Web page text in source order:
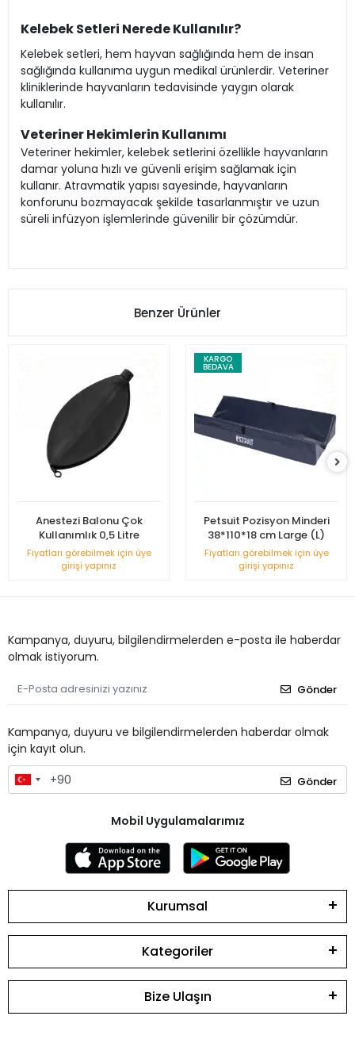
Kelebek Setleri Nerede Kullanılır?
Kelebek setleri, hem hayvan sağlığında hem de insan
sağlığında kullanıma uygun medikal ürünlerdir. Veteriner
kliniklerinde hayvanların tedavisinde yaygın olarak
kullanılır.
Veteriner Hekimlerin Kullanımı
Veteriner hekimler, kelebek setlerini özellikle hayvanların
damar yoluna hızlı ve güvenli erişim sağlamak için
kullanır. Atravmatik yapısı sayesinde, hayvanların
konforunu bozmayacak şekilde tasarlanmıştır ve uzun
süreli infüzyon işlemlerinde güvenilir bir çözümdür.
Benzer Ürünler
Anestezi Balonu Çok
Kullanımlık 0,5 Litre
Fiyatları görebilmek için üye
girişi yapınız
KARGO
BEDAVA
Petsuit Pozisyon Minderi
38*110*18 cm Large (L)
Fiyatları görebilmek için üye
girişi yapınız
Kampanya, duyuru, bilgilendirmelerden e-posta ile haberdar
olmak istiyorum.
Gönder
Kampanya, duyuru ve bilgilendirmelerden haberdar olmak
için kayıt olun.
Gönder
Mobil Uygulamalarımız
Kurumsal
Kategoriler
Bize Ulaşın